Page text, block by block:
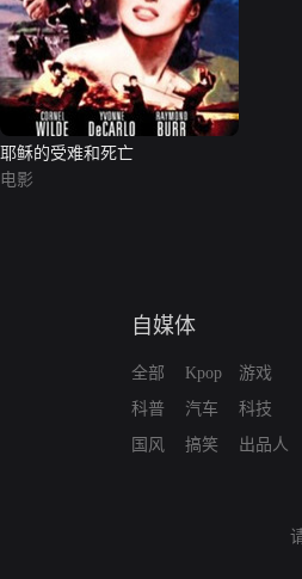
耶稣的受难和死亡
电影
自媒体
全部
科普
国风
Kpop
汽车
搞笑
游戏
科技
出品人